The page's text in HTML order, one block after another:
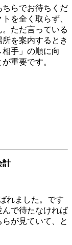
らでお待ちくだ
を全く取らず、
。ただ言っている
を案内するとき
手」の順に向
重要です。
計
れました。です
で待たなければ
が見ていて、と